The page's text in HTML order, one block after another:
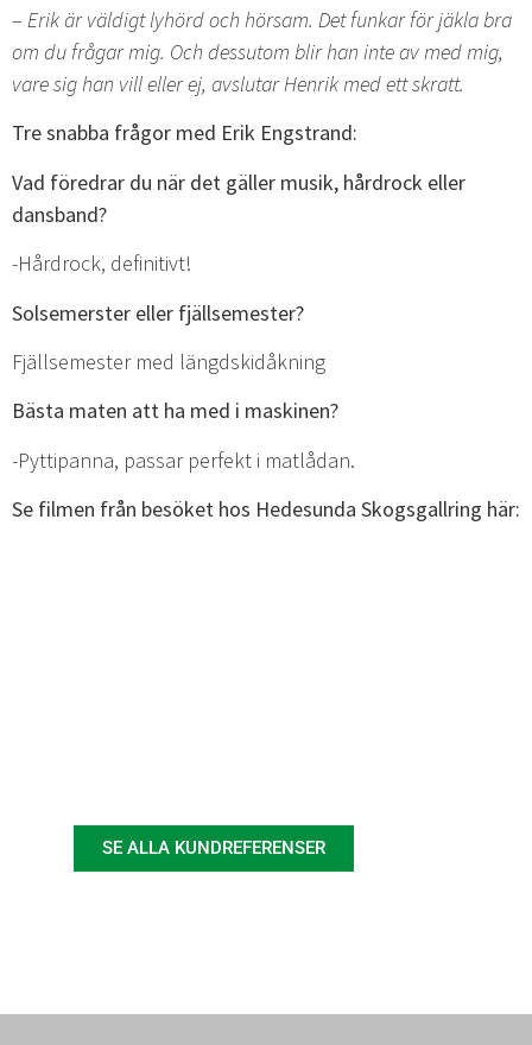
– Erik är väldigt lyhörd och hörsam. Det funkar för jäkla bra
om du frågar mig. Och dessutom blir han inte av med mig,
vare sig han vill eller ej, avslutar Henrik med ett skratt.
Tre snabba frågor med Erik Engstrand:
Vad föredrar du när det gäller musik, hårdrock eller
dansband?
-Hårdrock, definitivt!
Solsemerster eller fjällsemester?
Fjällsemester med längdskidåkning
Bästa maten att ha med i maskinen?
-Pyttipanna, passar perfekt i matlådan.
Se filmen från besöket hos Hedesunda Skogsgallring här:
SE ALLA KUNDREFERENSER